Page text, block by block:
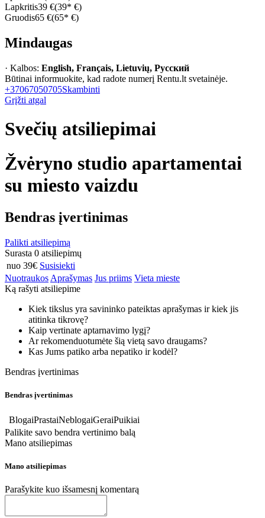
Lapkritis39 €(39* €)
Gruodis65 €(65* €)
Mindaugas
· Kalbos: English, Français, Lietuvių, Русский
Būtinai informuokite, kad radote numerį Rentu.lt svetainėje.
+37067050705Skambinti
Grįžti atgal
Svečių atsiliepimai
Žvėryno studio apartamentai
su miesto vaizdu
Bendras įvertinimas
Palikti atsiliepimą
Surasta 0 atsiliepimų
nuo 39€ Susisiekti
Nuotraukos Aprašymas Jus priims Vieta mieste
Ką rašyti atsiliepime
Kiek tikslus yra savininko pateiktas aprašymas ir kiek jis
atitinka tikrovę?
Kaip vertinate aptarnavimo lygį?
Ar rekomenduotumėte šią vietą savo draugams?
Kas Jums patiko arba nepatiko ir kodėl?
Bendras įvertinimas
Bendras įvertinimas
BlogaiPrastaiNeblogaiGeraiPuikiai
Palikite savo bendra vertinimo balą
Mano atsiliepimas
Mano atsiliepimas
Parašykite kuo išsamesnį komentarą